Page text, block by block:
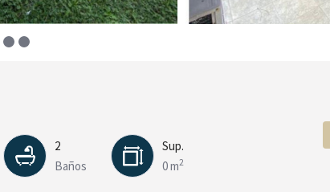
2
Baños
Sup.
0 m2